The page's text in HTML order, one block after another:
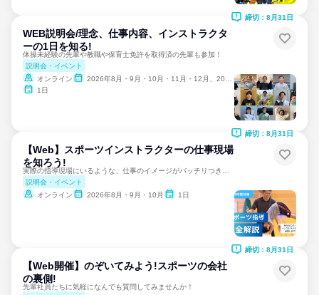
WEB説明会/理念、仕事内容、インストラクタ
ーの1日を知る!
体操未経験の先輩や教職や保育士免許を取得済の先輩も参加！
説明会・イベント
オンライン
2026年8月・9月・10月・11月・12月、2027年1月・2月・3月
1日
締切：8月31日
【Web】スポーツインストラクターの仕事現場
を知ろう!
説明会・イベント
オンライン
2026年8月・9月・10月 1日
締切：8月31日
【Web開催】のぞいてみよう!スポーツの会社
の裏側!
先輩社員たちに気軽になんでも質問してみませんか！
締切：8月31日